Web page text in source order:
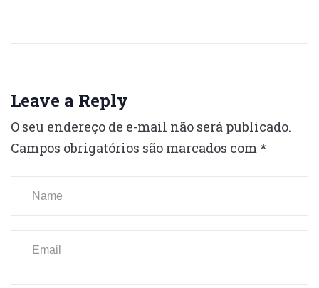
Leave a Reply
O seu endereço de e-mail não será publicado.
Campos obrigatórios são marcados com *